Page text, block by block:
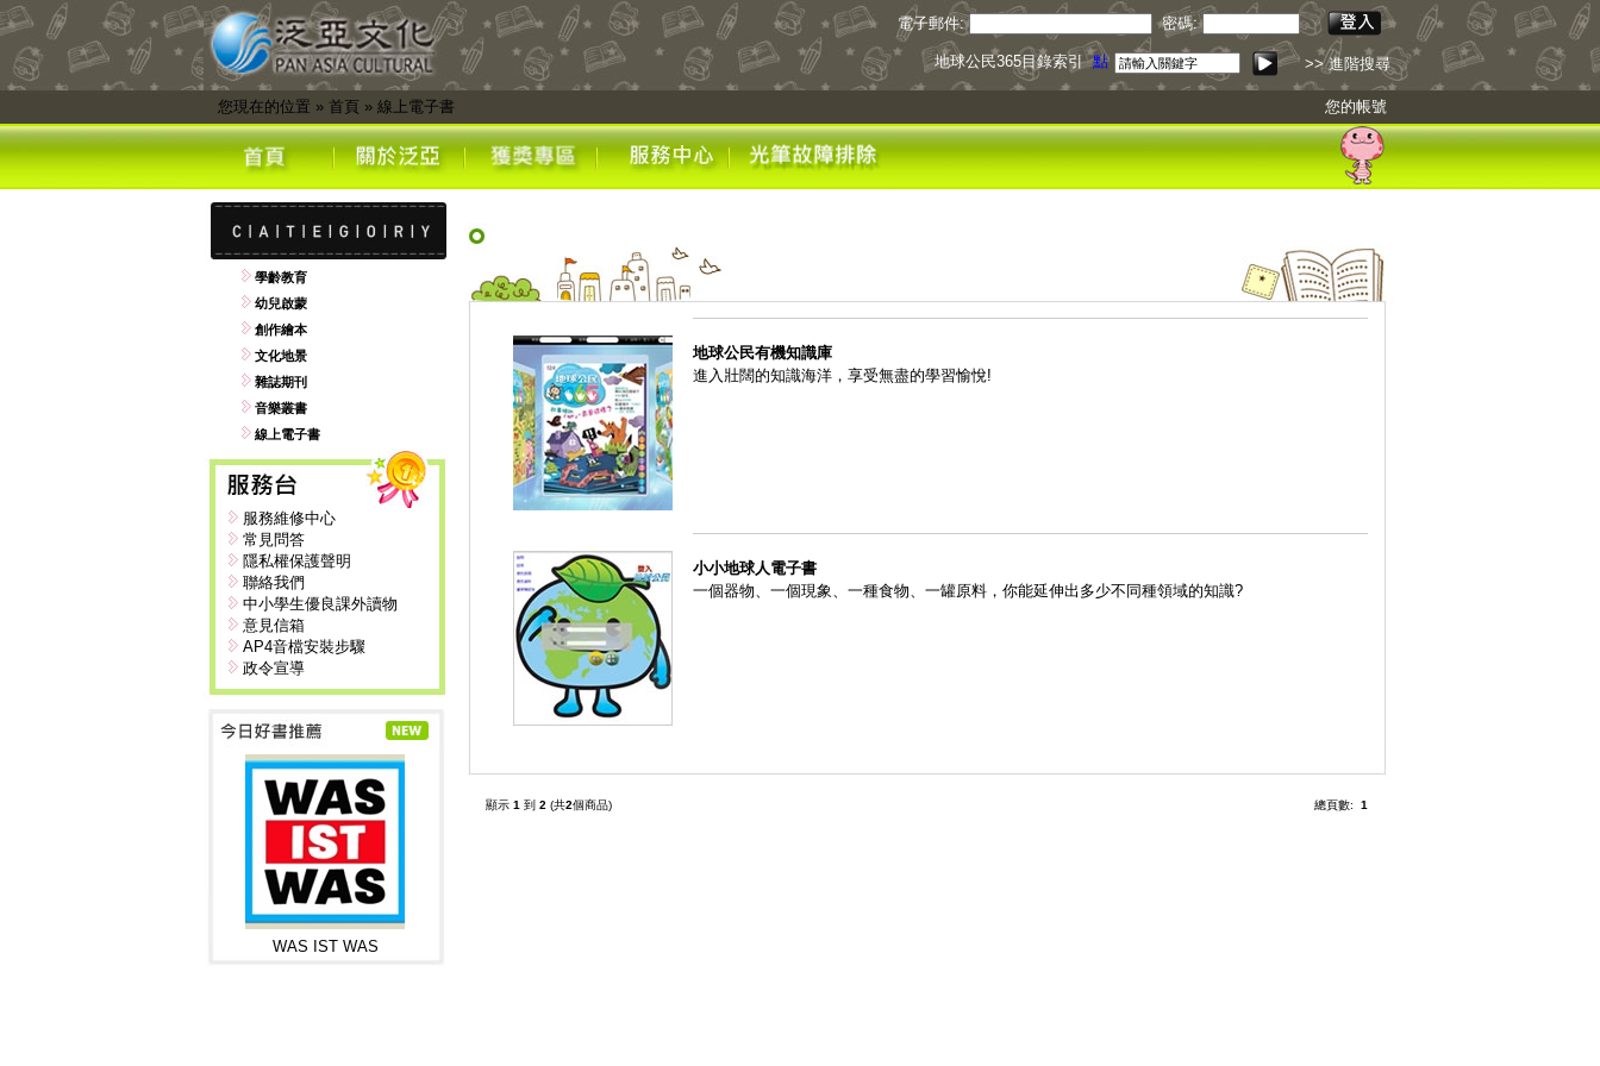
電子郵件: 密碼:
地球公民365目錄索引點我下載 >> 進階搜尋
您現在的位置 » 首頁» 線上電子書 您的帳號
學齡教育
幼兒啟蒙
創作繪本
文化地景
雜誌期刊
音樂叢書
線上電子書
服務維修中心
常見問答
隱私權保護聲明
聯絡我們
中小學生優良課外讀物
意見信箱
AP4音檔安裝步驟
政令宣導
WAS IST WAS
地球公民有機知識庫
進入壯闊的知識海洋，享受無盡的學習愉悅!
小小地球人電子書
一個器物、一個現象、一種食物、一罐原料，你能延伸出多少不同種領域的知識?
顯示 1 到 2 (共2個商品) 總頁數: 1